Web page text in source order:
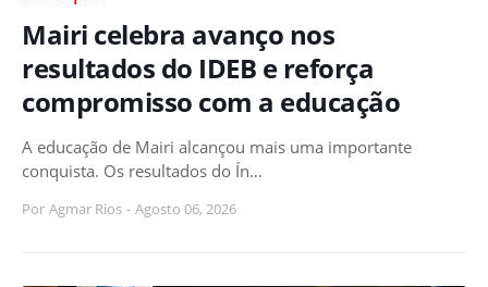
Mairi celebra avanço nos
resultados do IDEB e reforça
compromisso com a educação
A educação de Mairi alcançou mais uma importante
conquista. Os resultados do Ín…
Por Agmar Rios - Agosto 06, 2026